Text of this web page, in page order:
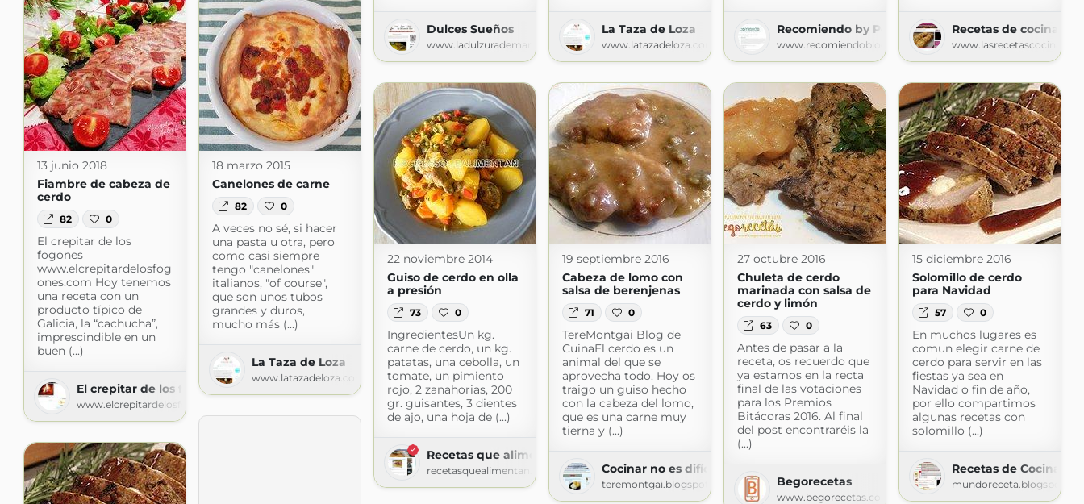
Dulces Sueños
www.ladulzurademari.es
La Taza de Loza
www.latazadeloza.com
Recomiendo by Pola &amp; Cleme
www.recomiendoblog.com
Recetas de cocina
13 junio 2018
Fiambre de cabeza de
cerdo
82 0
El crepitar de los
fogones
www.elcrepitardelosfog
ones.com Hoy tenemos
una receta con un
producto típico de
Galicia, la “cachucha”,
imprescindible en un
buen (...)
El crepitar de los fogones
www.elcrepitardelosfogones.com
18 marzo 2015
Canelones de carne
82 0
A veces no sé, si hacer
una pasta u otra, pero
como casi siempre
tengo "canelones"
italianos, "of course",
que son unos tubos
grandes y duros,
mucho más (...)
La Taza de Loza
www.latazadeloza.com
22 noviembre 2014
Guiso de cerdo en olla
a presión
73 0
IngredientesUn kg.
carne de cerdo, un kg.
patatas, una cebolla, un
tomate, un pimiento
rojo, 2 zanahorias, 200
gr. guisantes, 3 dientes
de ajo, una hoja de (...)
Recetas que alimentan
recetasquealimentan.blogspot.com
19 septiembre 2016
Cabeza de lomo con
salsa de berenjenas
71 0
TereMontgai Blog de
CuinaEl cerdo es un
animal del que se
aprovecha todo. Hoy os
traigo un guiso hecho
con la cabeza del lomo,
que es una carne muy
tierna y (...)
Cocinar no es difícil ¡pruébalo!
teremontgai.blogspot.com
27 octubre 2016
Chuleta de cerdo
marinada con salsa de
cerdo y limón
63 0
Antes de pasar a la
receta, os recuerdo que
ya estamos en la recta
final de las votaciones
para los Premios
Bitácoras 2016. Al final
del post encontraréis la
(...)
Begorecetas
www.begorecetas.com
15 diciembre 2016
Solomillo de cerdo
para Navidad
57 0
En muchos lugares es
comun elegir carne de
cerdo para servir en las
fiestas ya sea en
Navidad o fin de año,
por ello compartimos
algunas recetas con
solomillo (...)
Recetas de Cocina